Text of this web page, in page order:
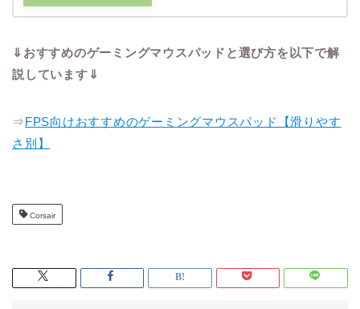
⇓おすすめのゲーミングマウスパッドと選び方を以下で解
説しています⇓
⇒FPS向けおすすめのゲーミングマウスパッド【滑りやす
さ別】
Corsair